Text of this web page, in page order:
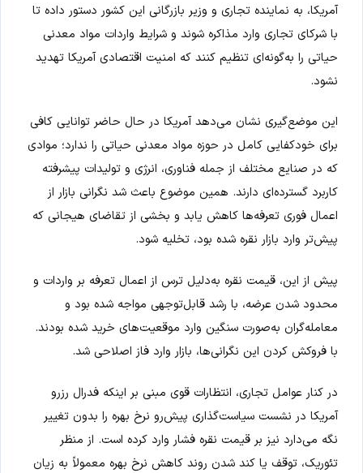
آمریکا، به نماینده تجاری و وزیر بازرگانی این کشور دستور داده تا
با شرکای تجاری وارد مذاکره شوند و شرایط واردات مواد معدنی
حیاتی را به‌گونه‌ای تنظیم کنند که امنیت اقتصادی آمریکا تهدید
نشود.
این موضع‌گیری نشان می‌دهد آمریکا در حال حاضر توانایی کافی
برای خودکفایی کامل در حوزه مواد معدنی حیاتی را ندارد؛ موادی
که در صنایع مختلف از جمله فناوری، انرژی و تولیدات پیشرفته
کاربرد گسترده‌ای دارند. همین موضوع باعث شد نگرانی بازار از
اعمال فوری تعرفه‌ها کاهش یابد و بخشی از تقاضای هیجانی که
پیش‌تر وارد بازار نقره شده بود، تخلیه شود.
پیش از این، قیمت نقره به‌دلیل ترس از اعمال تعرفه بر واردات و
محدود شدن عرضه، با رشد قابل‌توجهی مواجه شده بود و
معامله‌گران به‌صورت سنگین وارد موقعیت‌های خرید شده بودند.
با فروکش کردن این نگرانی‌ها، بازار وارد فاز اصلاحی شد.
در کنار عوامل تجاری، انتظارات قوی مبنی بر اینکه فدرال رزرو
آمریکا در نشست سیاست‌گذاری پیش‌رو نرخ بهره را بدون تغییر
نگه می‌دارد نیز بر قیمت نقره فشار وارد کرده است. از منظر
تئوریک، توقف یا کند شدن روند کاهش نرخ بهره معمولاً به زیان